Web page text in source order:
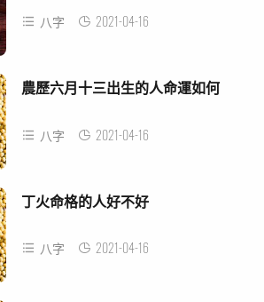
八字 2021-04-16
農歷六月十三出生的人命運如何
八字 2021-04-16
丁火命格的人好不好
八字 2021-04-16